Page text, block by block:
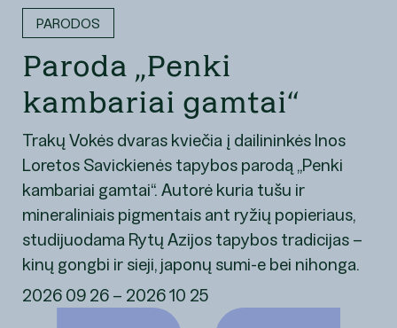
PARODOS
Paroda „Penki
kambariai gamtai“
Trakų Vokės dvaras kviečia į dailininkės Inos
Loretos Savickienės tapybos parodą „Penki
kambariai gamtai“. Autorė kuria tušu ir
mineraliniais pigmentais ant ryžių popieriaus,
studijuodama Rytų Azijos tapybos tradicijas –
kinų gongbi ir sieji, japonų sumi-e bei nihonga.
2026 09 26 – 2026 10 25